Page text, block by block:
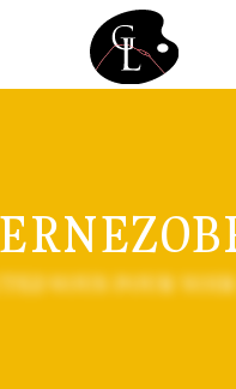
VOUS POUR